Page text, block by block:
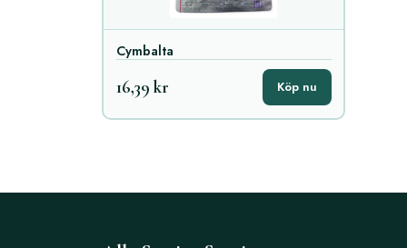
Cymbalta
16,39 kr Köp nu